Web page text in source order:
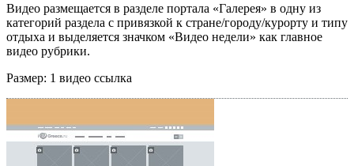
Видео размещается в разделе портала «Галерея» в одну из
категорий раздела с привязкой к стране/городу/курорту и типу
отдыха и выделяется значком «Видео недели» как главное
видео рубрики.
Размер: 1 видео ссылка